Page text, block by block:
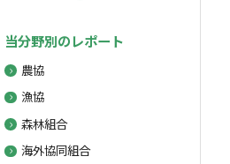
当分野別のレポート
農協
漁協
森林組合
海外協同組合